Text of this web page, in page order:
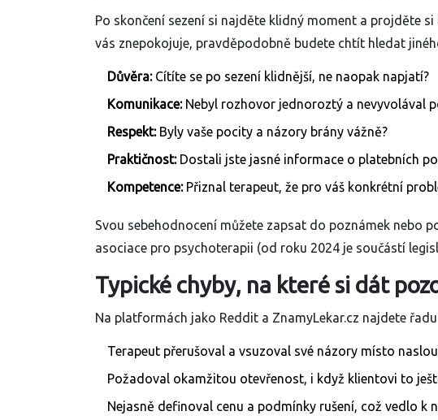
Po skončení sezení si najděte klidný moment a projděte
vás znepokojuje, pravděpodobně budete chtít hledat
Důvěra:Cítíte se po sezení klidnější, ne naopak napjatí?
Komunikace:Nebyl rozhovor jednoroztý a nevyvolával
Respekt:Byly vaše pocity a názory brány vážně?
Praktičnost:Dostali jste jasné informace o platebních
Kompetence:Přiznal terapeut, že pro váš konkrétní
Svou sebehodnocení můžete zapsat do poznámek nebo
asociace pro psychoterapii (od roku 2024 je součástí
Typické chyby, na které si dát
Na platformách jako Reddit a ZnamyLekar.cz najdete
Terapeut přerušoval a vsuzoval své názory místo
Požadoval okamžitou otevřenost, i když klientovi to
Nejasně definoval cenu a podmínky rušení, což vedlo k